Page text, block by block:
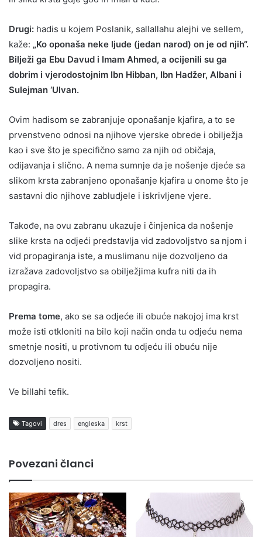
Drugi: hadis u kojem Poslanik, sallallahu alejhi ve sellem,
kaže: „Ko oponaša neke ljude (jedan narod) on je od njih“.
Bilježi ga Ebu Davud i Imam Ahmed, a ocijenili su ga
dobrim i vjerodostojnim Ibn Hibban, Ibn Hadžer, Albani i
Sulejman ‘Ulvan.
Ovim hadisom se zabranjuje oponašanje kjafira, a to se
prvenstveno odnosi na njihove vjerske obrede i obilježja
kao i sve što je specifično samo za njih od običaja,
odijavanja i slično. A nema sumnje da je nošenje djeće sa
slikom krsta zabranjeno oponašanje kjafira u onome što je
sastavni dio njihove zabludjele i iskrivljene vjere.
Takođe, na ovu zabranu ukazuje i činjenica da nošenje
slike krsta na odjeći predstavlja vid zadovoljstvo sa njom i
vid propagiranja iste, a muslimanu nije dozvoljeno da
izražava zadovoljstvo sa obilježjima kufra niti da ih
propagira.
Prema tome, ako se sa odjeće ili obuće nakojoj ima krst
može isti otkloniti na bilo koji način onda tu odjeću nema
smetnje nositi, u protivnom tu odjeću ili obuću nije
dozvoljeno nositi.
Ve billahi tefik.
Tagovi dres engleska krst
Povezani članci